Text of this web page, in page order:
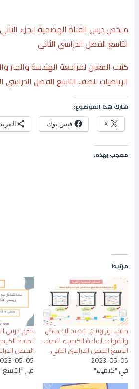
ملخص درس القناة الهضمية الجزء
التاسع الفصل الدراسي الثاني
كتيب المعين لمراجعة الهندسة والجبر
الرياضيات للصف التاسع الفصل الدراسي
شارك هذا الموضوع:
X فيس بوك المزيد
معجب بهذه:
مرتبط
ملف بوربوينت لتحديد الاحماض
والقواعد لمادة الكيمياء للصف
التاسع الفصل الدراسي الثاني
2023-05-05
في "كيمياء"
شرح درس
لمادة
الفصل
05-05
في "التاسع"